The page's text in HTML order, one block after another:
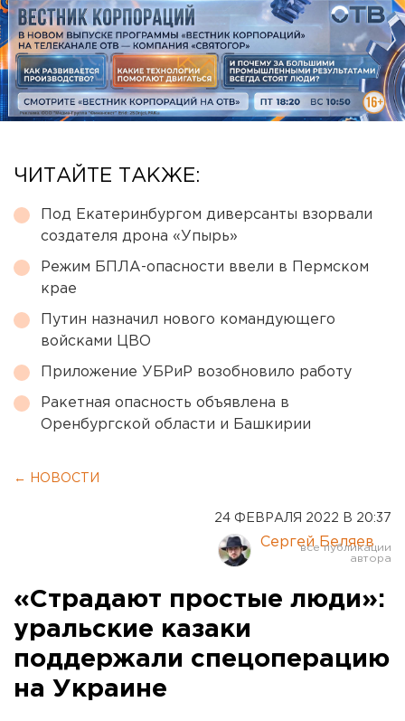
ЧИТАЙТЕ ТАКЖЕ:
Под Екатеринбургом диверсанты взорвали
создателя дрона «Упырь»
Режим БПЛА-опасности ввели в Пермском
крае
Путин назначил нового командующего
войсками ЦВО
Приложение УБРиР возобновило работу
Ракетная опасность объявлена в
Оренбургской области и Башкирии
← НОВОСТИ
24 ФЕВРАЛЯ 2022 В 20:37
Сергей Беляев
«Страдают простые люди»:
уральские казаки
поддержали спецоперацию
на Украине